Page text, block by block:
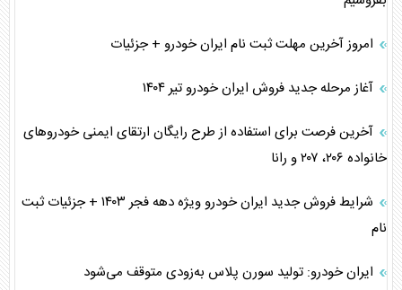
امروز آخرین مهلت ثبت نام ایران خودرو + جزئیات
آغاز مرحله جدید فروش ایران خودرو تیر ۱۴۰۴
آخرین فرصت برای استفاده از طرح رایگان ارتقای ایمنی خودرو‌های
خانواده ۲۰۶، ۲۰۷ و رانا
شرایط فروش جدید ایران خودرو ویژه دهه فجر ۱۴۰۳ + جزئیات ثبت
نام
ایران خودرو: تولید سورن پلاس به‌زودی متوقف می‌شود